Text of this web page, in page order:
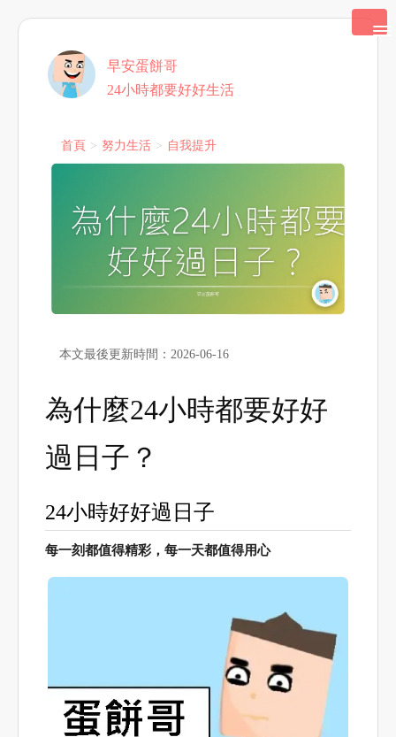
早安蛋餅哥
24小時都要好好生活
首頁 努力生活 自我提升
本文最後更新時間：2026-06-16
為什麼24小時都要好好
過日子？
24小時好好過日子
每一刻都值得精彩，每一天都值得用心